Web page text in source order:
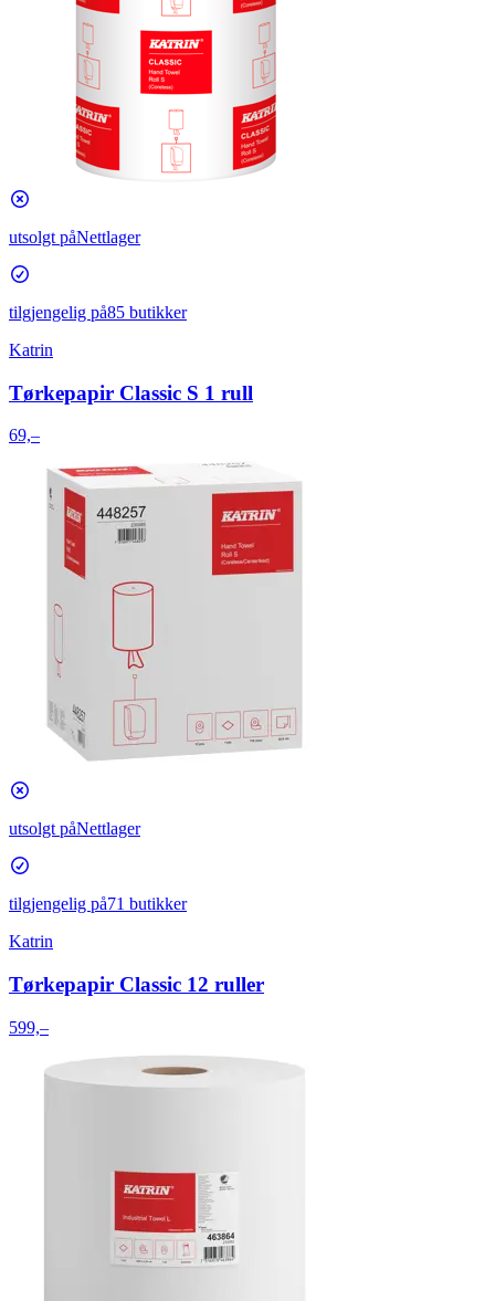
utsolgt påNettlager
tilgjengelig på85 butikker
Katrin
Tørkepapir Classic S 1 rull
69,–
utsolgt påNettlager
tilgjengelig på71 butikker
Katrin
Tørkepapir Classic 12 ruller
599,–